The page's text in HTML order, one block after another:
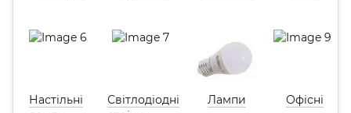
Настільні
Світлодіодні
Лампи Офісні